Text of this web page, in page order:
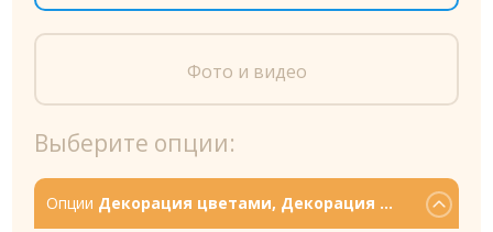
Фото и видео
Выберите опции:
Опции Дeкорация цветами, Декорация ...